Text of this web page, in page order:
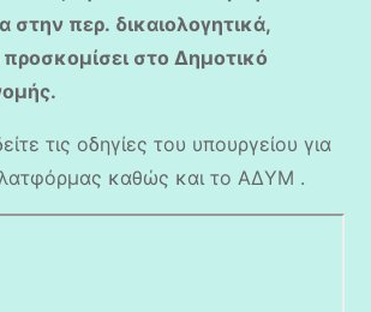
στην περ. δικαιολογητικά,
προσκομίσει στο Δημοτικό
τις οδηγίες του υπουργείου για
καθώς και το ΑΔΥΜ .